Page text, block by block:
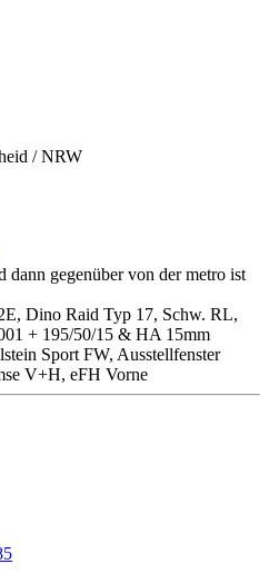
/ NRW
dann gegenüber von der metro ist
Dino Raid Typ 17, Schw. RL,
+ 195/50/15 & HA 15mm
Sport FW, Ausstellfenster
V+H, eFH Vorne